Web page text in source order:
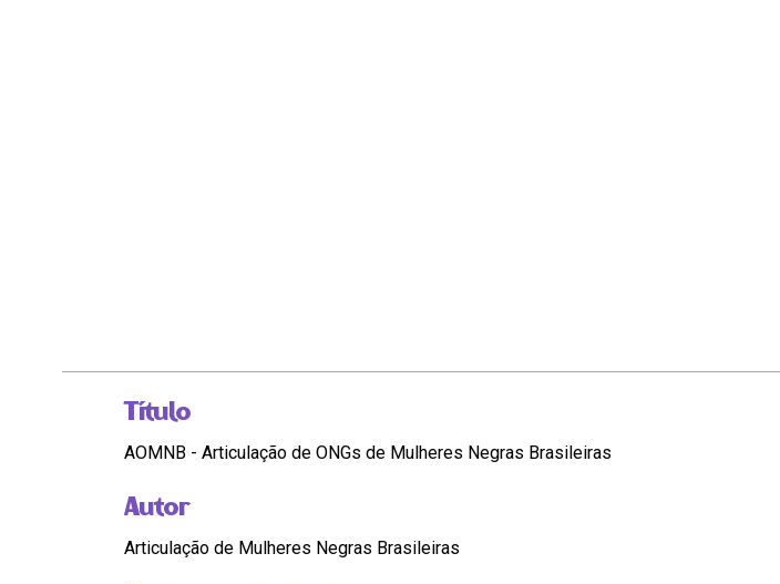
Título
AOMNB - Articulação de ONGs de Mulheres Negras Brasileiras
Autor
Articulação de Mulheres Negras Brasileiras